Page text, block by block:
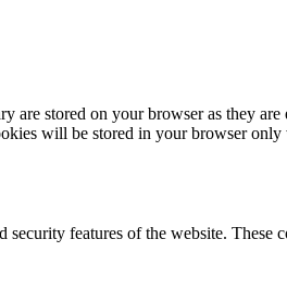
are stored on your browser as they are
will be stored in your browser
features of the website. These